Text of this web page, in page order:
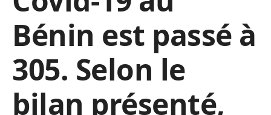
Bénin est passé à
305. Selon le
bilan présenté,